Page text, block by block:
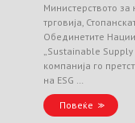
Министерството
трговија,
Обединетите
„Sustainable
компанија го
на ESG …
Повеќе